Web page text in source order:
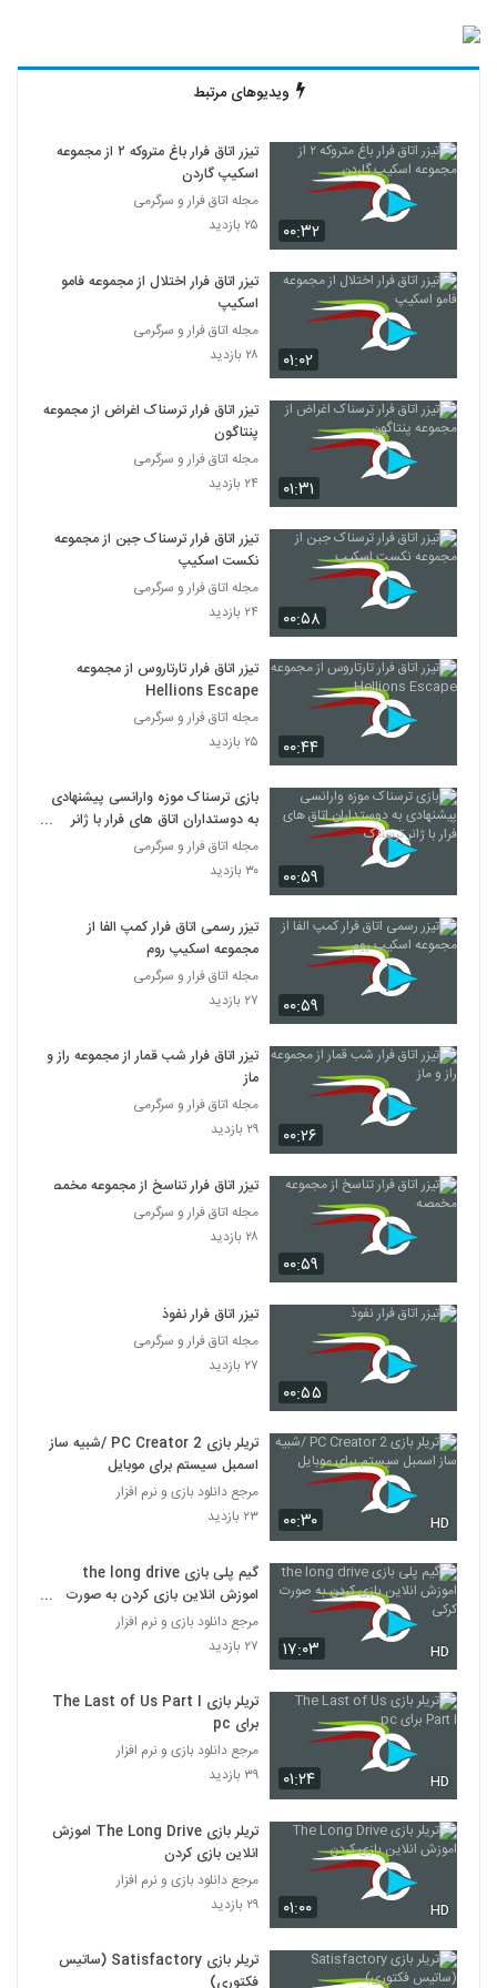
ویدیوهای مرتبط
۰۰:۳۲
تیزر اتاق فرار باغ متروکه ۲ از مجموعه
اسکیپ گاردن
مجله اتاق فرار و سرگرمی
۲۵ بازدید
۰۱:۰۲
تیزر اتاق فرار اختلال از مجموعه فامو
اسکیپ
مجله اتاق فرار و سرگرمی
۲۸ بازدید
۰۱:۳۱
تیزر اتاق فرار ترسناک اغراض از مجموعه
پنتاگون
مجله اتاق فرار و سرگرمی
۲۴ بازدید
۰۰:۵۸
تیزر اتاق فرار ترسناک جبن از مجموعه
نکست اسکیپ
مجله اتاق فرار و سرگرمی
۲۴ بازدید
۰۰:۴۴
تیزر اتاق فرار تارتاروس از مجموعه
Hellions Escape
مجله اتاق فرار و سرگرمی
۲۵ بازدید
۰۰:۵۹
بازی ترسناک موزه وارانسی پیشنهادی
به دوستداران اتاق های فرار با ژانر
ترسناک
مجله اتاق فرار و سرگرمی
۳۰ بازدید
۰۰:۵۹
تیزر رسمی اتاق فرار کمپ الفا از
مجموعه اسکیپ روم
مجله اتاق فرار و سرگرمی
۲۷ بازدید
۰۰:۲۶
تیزر اتاق فرار شب قمار از مجموعه راز و
ماز
مجله اتاق فرار و سرگرمی
۲۹ بازدید
۰۰:۵۹
تیزر اتاق فرار تناسخ از مجموعه مخمصه
مجله اتاق فرار و سرگرمی
۲۸ بازدید
۰۰:۵۵
تیزر اتاق فرار نفوذ
مجله اتاق فرار و سرگرمی
۲۷ بازدید
۰۰:۳۰ HD
تریلر بازی PC Creator 2 /شبیه ساز
اسمبل سیستم برای موبایل
مرجع دانلود بازی و نرم افزار
۲۳ بازدید
۱۷:۰۳ HD
گیم پلی بازی the long drive
اموزش انلاین بازی کردن به صورت
کرکی
مرجع دانلود بازی و نرم افزار
۲۷ بازدید
۰۱:۲۴ HD
تریلر بازی The Last of Us Part I
برای pc
مرجع دانلود بازی و نرم افزار
۳۹ بازدید
۰۱:۰۰ HD
تریلر بازی The Long Drive اموزش
انلاین بازی کردن
مرجع دانلود بازی و نرم افزار
۲۹ بازدید
تریلر بازی Satisfactory (ساتیس
فکتوری)